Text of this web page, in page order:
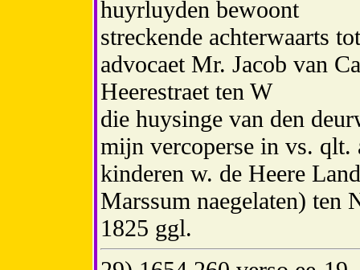
huyrluyden bewoont
streckende achterwaarts
advocaet Mr. Jacob van
Heerestraet ten W
die huysinge van den
mijn vercoperse in vs. qlt.
kinderen w. de Heere
Marssum naegelaten) ten
1825 ggl.